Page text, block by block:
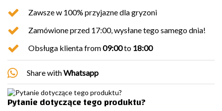
Zawsze w 100% przyjazne dla gryzoni
Zamówione przed 17:00, wysłane tego samego dnia!
Obsługa klienta from09:00to 18:00
Share withWhatsapp
Pytanie dotyczące tego produktu?